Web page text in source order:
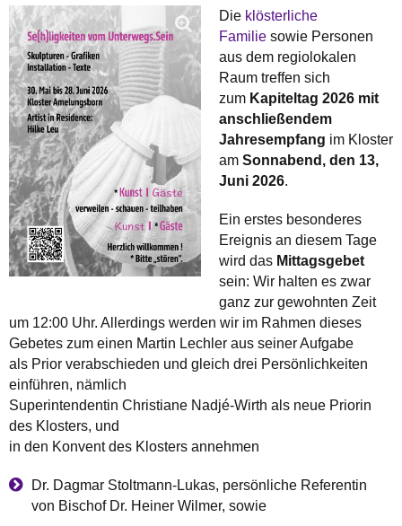
Die klösterliche
Familie sowie Personen
aus dem regiolokalen
Raum treffen sich
zum Kapiteltag 2026 mit
anschließendem
Jahresempfang im Kloster
am Sonnabend, den 13,
Juni 2026.
Ein erstes besonderes
Ereignis an diesem Tage
wird das Mittagsgebet
sein: Wir halten es zwar
ganz zur gewohnten Zeit
um 12:00 Uhr. Allerdings werden wir im Rahmen dieses
Gebetes zum einen Martin Lechler aus seiner Aufgabe
als Prior verabschieden und gleich drei Persönlichkeiten
einführen, nämlich
Superintendentin Christiane Nadjé-Wirth als neue Priorin
des Klosters, und
in den Konvent des Klosters annehmen
Dr. Dagmar Stoltmann-Lukas, persönliche Referentin
von Bischof Dr. Heiner Wilmer, sowie